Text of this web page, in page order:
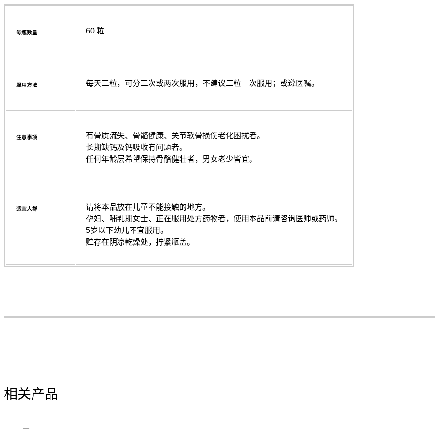
每瓶数量 60 粒
服用方法 每天三粒，可分三次或两次服用，不建议三粒一次服用；或遵医嘱。
注意事项
有骨质流失、骨骼健康、关节软骨损伤老化困扰者。
长期缺钙及钙吸收有问题者。
任何年龄层希望保持骨骼健壮者，男女老少皆宜。
适宜人群
请将本品放在儿童不能接触的地方。
孕妇、哺乳期女士、正在服用处方药物者，使用本品前请咨询医师或药师。
5岁以下幼儿不宜服用。
贮存在阴凉乾燥处，拧紧瓶盖。
相关产品